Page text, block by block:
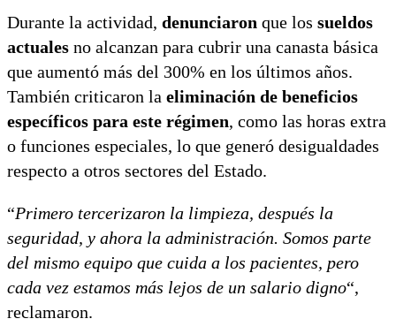
Durante la actividad, denunciaron que los sueldos
actuales no alcanzan para cubrir una canasta básica
que aumentó más del 300% en los últimos años.
También criticaron la eliminación de beneficios
específicos para este régimen, como las horas extra
o funciones especiales, lo que generó desigualdades
respecto a otros sectores del Estado.
“Primero tercerizaron la limpieza, después la
seguridad, y ahora la administración. Somos parte
del mismo equipo que cuida a los pacientes, pero
cada vez estamos más lejos de un salario digno“,
reclamaron.